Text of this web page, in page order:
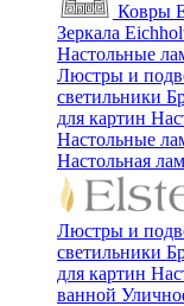
Ковры
Зеркала
Настольные
Люстры и
светильники
для картин
Настольные
Настольная
Люстры и
светильники
для картин
ванной